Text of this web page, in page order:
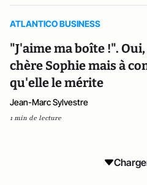
ATLANTICO BUSINESS
"J'aime ma boîte !".
chère Sophie mais à
qu'elle le mérite
Jean-Marc Sylvestre
1 min de lecture